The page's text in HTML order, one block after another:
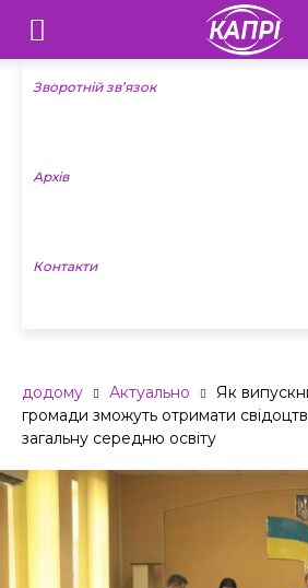
Телебачення
«Капрі»
Новини
Зворотній зв’язок
Архів
Контакти
додому Актуально
Як
громади зможуть отримати
загальну середню освіту